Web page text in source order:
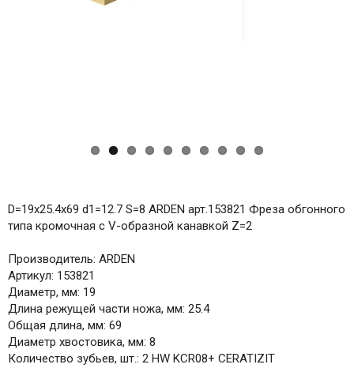
D=19x25.4x69 d1=12.7 S=8 ARDEN арт.153821 Фреза обгонного
типа кромочная с V-образной канавкой Z=2
Производитель: ARDEN
Артикул: 153821
Диаметр, мм: 19
Длина режущей части ножа, мм: 25.4
Общая длина, мм: 69
Диаметр хвостовика, мм: 8
Количество зубьев, шт.: 2 HW KCR08+ CERATIZIT